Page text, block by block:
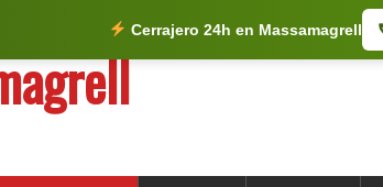
Cerrajero 24h en Massamagrell